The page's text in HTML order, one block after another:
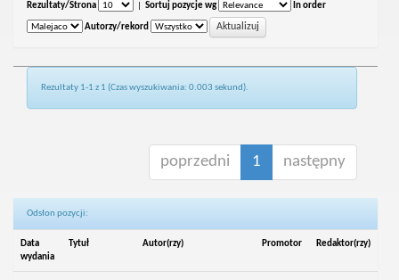
Rezultaty/Strona Sortuj pozycje wg In order
Autorzy/rekord
Rezultaty 1-1 z 1 (Czas wyszukiwania: 0.003 sekund).
poprzedni 1 następny
Odsłon pozycji:
Data
wydania
Tytuł Autor(rzy) Promotor Redaktor(rzy)